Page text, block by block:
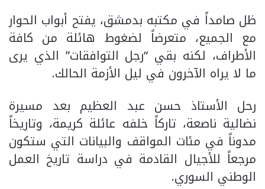
​ظل صامداً في مكتبه بدمشق، يفتح أبواب الحوار
مع الجميع، متعرضاً لضغوط هائلة من كافة
الأطراف، لكنه بقي “رجل التوافقات” الذي يرى
ما لا يراه الآخرون في ليل الأزمة الحالك.
​رحل الأستاذ حسن عبد العظيم بعد مسيرة
نضالية ناصعة، تاركاً خلفه عائلة كريمة، وتاريخاً
مدوناً في مئات المواقف والبيانات التي ستكون
مرجعاً للأجيال القادمة في دراسة تاريخ العمل
الوطني السوري.